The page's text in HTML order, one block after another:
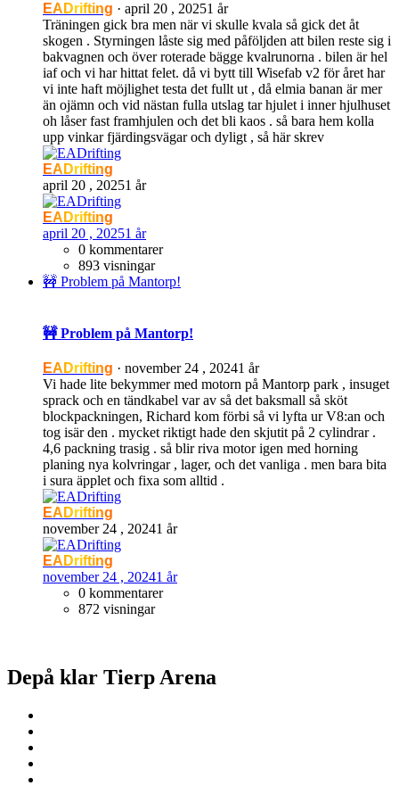
EADrifting · april 20 , 20251 år
Träningen gick bra men när vi skulle kvala så gick det åt
skogen . Styrningen låste sig med påföljden att bilen reste sig i
bakvagnen och över roterade bägge kvalrunorna . bilen är hel
iaf och vi har hittat felet. då vi bytt till Wisefab v2 för året har
vi inte haft möjlighet testa det fullt ut , då elmia banan är mer
än ojämn och vid nästan fulla utslag tar hjulet i inner hjulhuset
oh låser fast framhjulen och det bli kaos . så bara hem kolla
upp vinkar fjärdingsvägar och dyligt , så här skrev
EADrifting
april 20 , 20251 år
EADrifting
april 20 , 20251 år
0 kommentarer
893 visningar
🚧 Problem på Mantorp!
🚧 Problem på Mantorp!
EADrifting · november 24 , 20241 år
Vi hade lite bekymmer med motorn på Mantorp park , insuget
sprack och en tändkabel var av så det baksmall så sköt
blockpackningen, Richard kom förbi så vi lyfta ur V8:an och
tog isär den . mycket riktigt hade den skjutit på 2 cylindrar .
4,6 packning trasig . så blir riva motor igen med horning
planing nya kolvringar , lager, och det vanliga . men bara bita
i sura äpplet och fixa som alltid .
EADrifting
november 24 , 20241 år
EADrifting
november 24 , 20241 år
0 kommentarer
872 visningar
Depå klar Tierp Arena